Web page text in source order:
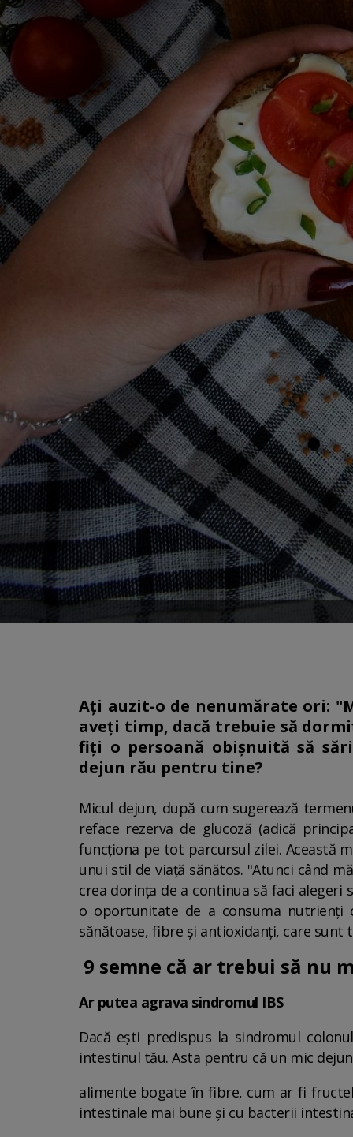
Ați auzit-o de nenumărate ori:
aveți timp, dacă trebuie să
fiți o persoană obișnuită să
dejun rău pentru tine?
Micul dejun, după cum sugerează
reface rezerva de glucoză (adică
funcționa pe tot parcursul zilei. Această
unui stil de viață sănătos. "Atunci când
crea dorința de a continua să faci alegeri
o oportunitate de a consuma nutrienți
sănătoase, fibre și antioxidanți, care sunt
9 semne că ar trebui să nu
Ar putea agrava sindromul IBS
Dacă ești predispus la sindromul
intestinul tău. Asta pentru că un mic
alimente bogate în fibre, cum ar fi
intestinale mai bune și cu bacterii